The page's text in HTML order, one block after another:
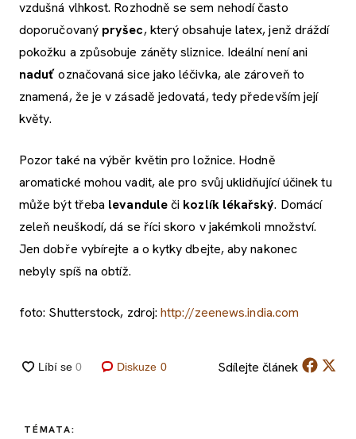
vzdušná vlhkost. Rozhodně se sem nehodí často
doporučovaný pryšec, který obsahuje latex, jenž dráždí
pokožku a způsobuje záněty sliznice. Ideální není ani
naduťoznačovaná sice jako léčivka, ale zároveň to
znamená, že je v zásadě jedovatá, tedy především její
květy.
Pozor také na výběr květin pro ložnice. Hodně
aromatické mohou vadit, ale pro svůj uklidňující účinek tu
může být třeba levanduleči kozlík lékařský. Domácí
zeleň neuškodí, dá se říci skoro v jakémkoli množství.
Jen dobře vybírejte a o kytky dbejte, aby nakonec
nebyly spíš na obtíž.
foto: Shutterstock, zdroj:http://zeenews.india.com
Diskuze 0 Sdílejte článek
TÉMATA: